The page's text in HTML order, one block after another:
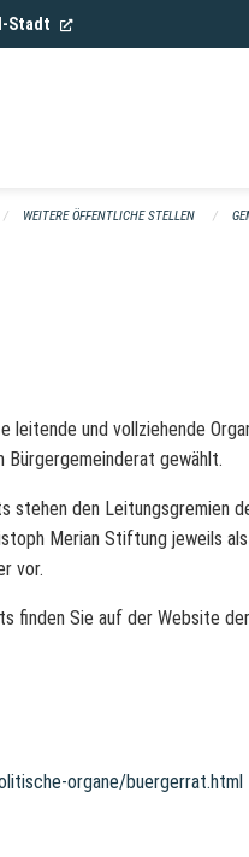
Stadt (External Link)
WEITERE ÖFFENTLICHE STELLEN
leitende und vollziehende
Bürgergemeinderat gewählt.
stehen den Leitungsgremien
Merian Stiftung jeweils
vor.
finden Sie auf der Website
organe/buergerrat.html